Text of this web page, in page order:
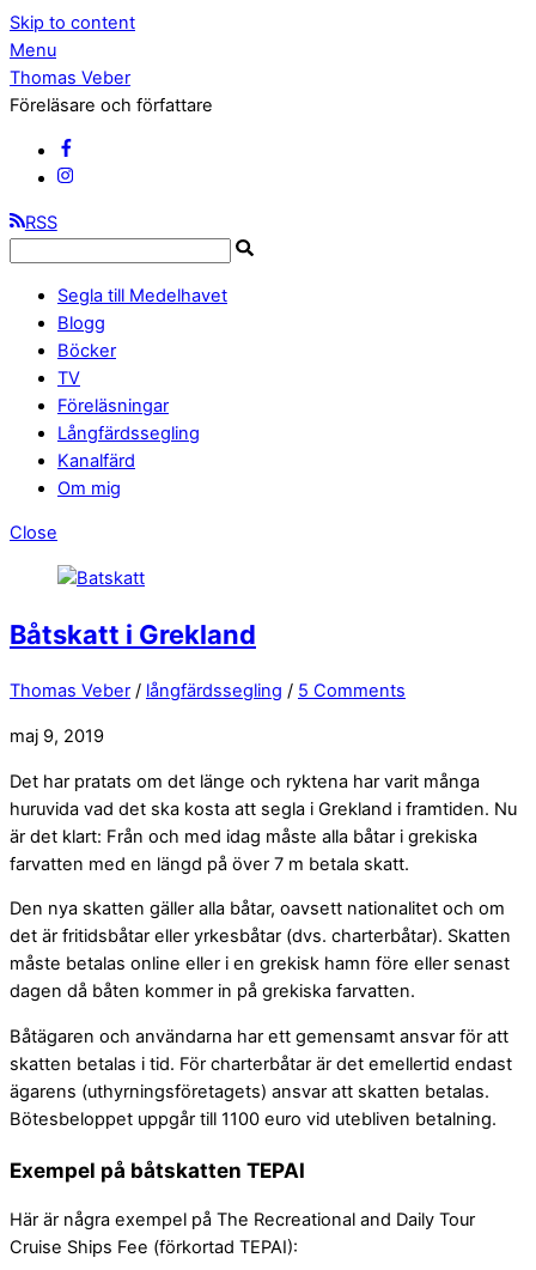
Skip to content
Menu
Thomas Veber
Föreläsare och författare
RSS
Segla till Medelhavet
Blogg
Böcker
TV
Föreläsningar
Långfärdssegling
Kanalfärd
Om mig
Close
Båtskatt i Grekland
Thomas Veber / långfärdssegling / 5 Comments
maj 9, 2019
Det har pratats om det länge och ryktena har varit många
huruvida vad det ska kosta att segla i Grekland i framtiden. Nu
är det klart: Från och med idag måste alla båtar i grekiska
farvatten med en längd på över 7 m betala skatt.
Den nya skatten gäller alla båtar, oavsett nationalitet och om
det är fritidsbåtar eller yrkesbåtar (dvs. charterbåtar). Skatten
måste betalas online eller i en grekisk hamn före eller senast
dagen då båten kommer in på grekiska farvatten.
Båtägaren och användarna har ett gemensamt ansvar för att
skatten betalas i tid. För charterbåtar är det emellertid endast
ägarens (uthyrningsföretagets) ansvar att skatten betalas.
Bötesbeloppet uppgår till 1100 euro vid utebliven betalning.
Exempel på båtskatten TEPAI
Här är några exempel på The Recreational and Daily Tour
Cruise Ships Fee (förkortad TEPAI):